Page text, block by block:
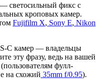
светосильный фикс с
кроповых камер.
Fujifilm X, Sony E, Nikon
C камер — владельцы
эту фразу, ведь на вашей
фулл-
на схожий 35mm f/0.95).